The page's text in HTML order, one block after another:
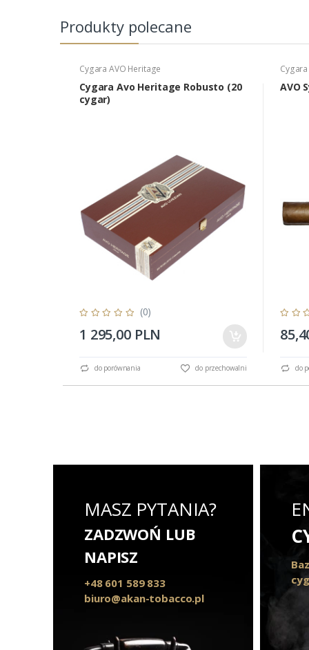
Produkty polecane
Cygara AVO Heritage
Cygara Avo Heritage Robusto (20
cygar)
(0)
1 295,00 PLN
do porównania do przechowalni
AVO
do
MASZ PYTANIA?
ZADZWOŃ LUB
NAPISZ
+48 601 589 833
biuro@akan-tobacco.pl